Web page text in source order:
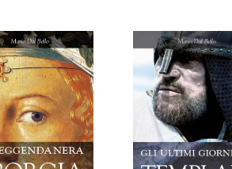
AGGIUNGI AL
CARRELLO
AGGIUNGI AL
CARRELLO